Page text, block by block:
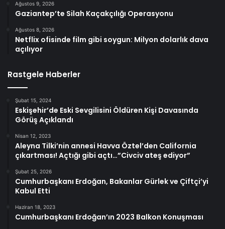
Ağustos 9, 2026
Gaziantep’te Silah Kaçakçılığı Operasyonu
Ağustos 8, 2026
Netflix ofisinde film gibi soygun: Milyon dolarlık dava
açılıyor
Rastgele Haberler
Şubat 15, 2024
Eskişehir’de Eski Sevgilisini Öldüren Kişi Davasında
Görüş Açıklandı
Nisan 12, 2023
Aleyna Tilki’nin annesi Havva Öztel’den California
çıkartması! Açtığı gibi açtı…”Civciv ateş ediyor”
Şubat 25, 2026
Cumhurbaşkanı Erdoğan, Bakanlar Gürlek ve Çiftçi’yi
Kabul Etti
Haziran 18, 2023
Cumhurbaşkanı Erdoğan’ın 2023 Balkon Konuşması